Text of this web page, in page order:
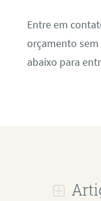
Entre em
orçamento
abaixo para